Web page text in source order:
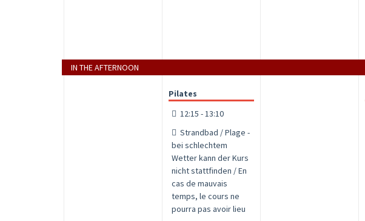
IN THE AFTERNOON
Pilates
12:15 - 13:10
Strandbad / Plage -
bei schlechtem
Wetter kann der Kurs
nicht stattfinden / En
cas de mauvais
temps, le cours ne
pourra pas avoir lieu